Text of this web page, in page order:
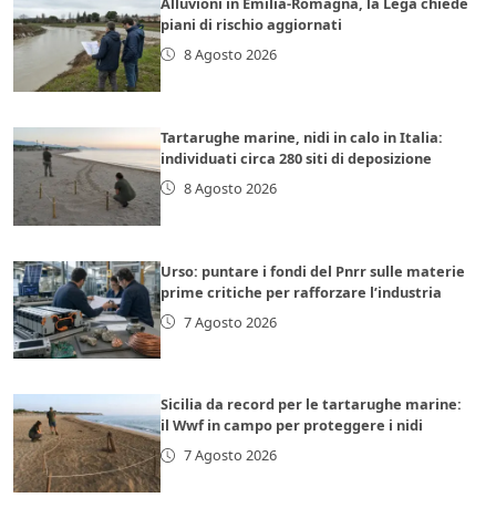
piani di rischio aggiornati
8 Agosto 2026
Tartarughe marine, nidi in calo in Italia:
individuati circa 280 siti di deposizione
8 Agosto 2026
Urso: puntare i fondi del Pnrr sulle materie
prime critiche per rafforzare l’industria
7 Agosto 2026
Sicilia da record per le tartarughe marine:
il Wwf in campo per proteggere i nidi
7 Agosto 2026